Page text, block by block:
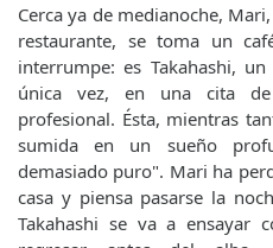
Cerca ya de medianoche,
restaurante, se toma un
interrumpe: es Takahashi,
única vez, en una cita
profesional. Ésta, mientras
sumida en un sueño
demasiado puro". Mari ha
casa y piensa pasarse la
Takahashi se va a ensayar